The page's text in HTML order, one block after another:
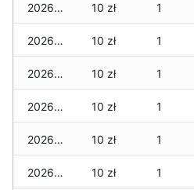
2026-05-24 10 zł 1
2026-05-23 10 zł 1
2026-05-22 10 zł 1
2026-05-21 10 zł 1
2026-05-20 10 zł 1
2026-05-19 10 zł 1